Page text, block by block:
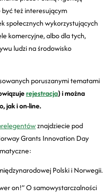
być też interesującym
społecznych wykorzystujących
komercyjne, albo dla tych,
ludzi na środowisko
poruszanymi tematami
rejestracja) i można
jak i on-line.
znajdziecie pod
Grants Innovation Day
Polski i Norwegii.
on!” O samowystarczalności